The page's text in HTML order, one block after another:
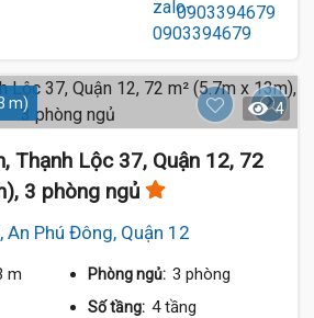
0903394679
m) 4
Thạnh Lộc 37, Quận 12, 72
3 phòng ngủ
An Phú Đông, Quận 12
m Phòng ngủ: 3 phòng
Số tầng: 4 tầng